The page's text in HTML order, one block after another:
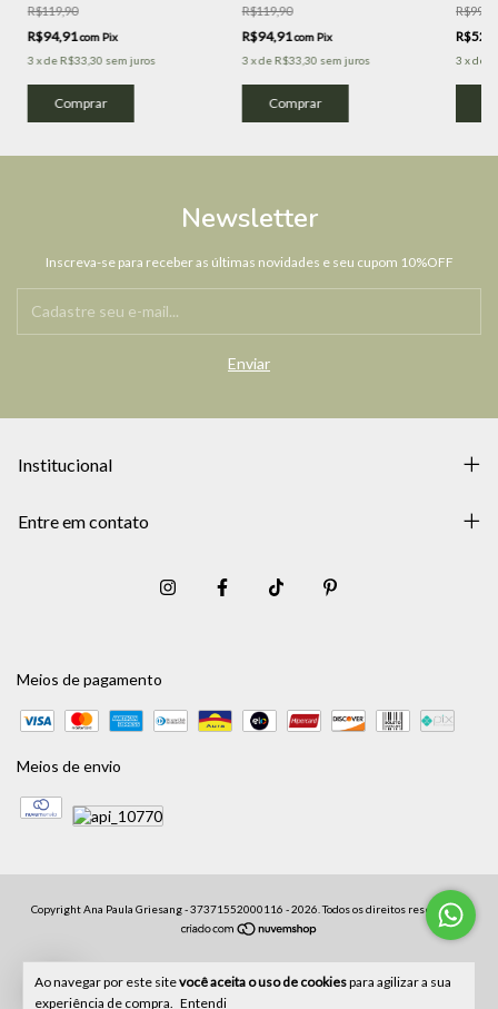
Ao navegar por este sitevocê aceita o uso de cookiespara agilizar a sua
experiência de compra. Entendi
R$119,90
R$94,91comPix
3 xdeR$33,30 sem juros
Comprar
R$119,90
R$94,91com Pix
3 xdeR$33,30 sem juros
Comprar
R$99,90
3 xde
Newsletter
Inscreva-se para receber as últimas novidades e seu cupom 10%OFF
Institucional
Entre em contato
Meios de pagamento
Meios de envio
Copyright Ana Paula Griesang - 37371552000116 - 2026. Todos os direitos reservados.